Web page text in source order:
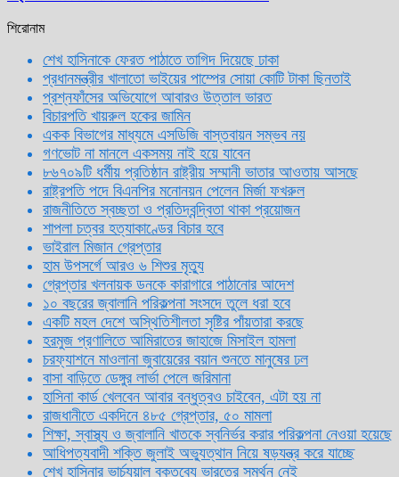
শিরোনাম
শেখ হাসিনাকে ফেরত পাঠাতে তাগিদ দিয়েছে ঢাকা
প্রধানমন্ত্রীর খালাতো ভাইয়ের পাম্পের সোয়া কোটি টাকা ছিনতাই
প্রশ্নফাঁসের অভিযোগে আবারও উত্তাল ভারত
বিচারপতি খায়রুল হকের জামিন
একক বিভাগের মাধ্যমে এসডিজি বাস্তবায়ন সম্ভব নয়
গণভোট না মানলে একসময় নাই হয়ে যাবেন
৮৬৭০৯টি ধর্মীয় প্রতিষ্ঠান রাষ্ট্রীয় সম্মানী ভাতার আওতায় আসছে
রাষ্ট্রপতি পদে বিএনপির মনোনয়ন পেলেন মির্জা ফখরুল
রাজনীতিতে স্বচ্ছতা ও প্রতিদ্বন্দ্বিতা থাকা প্রয়োজন
শাপলা চত্বর হত্যাকাণ্ডের বিচার হবে
ভাইরাল মিজান গ্রেপ্তার
হাম উপসর্গে আরও ৬ শিশুর মৃত্যু
গ্রেপ্তার খলনায়ক ডনকে কারাগারে পাঠানোর আদেশ
১০ বছরের জ্বালানি পরিকল্পনা সংসদে তুলে ধরা হবে
একটি মহল দেশে অস্থিতিশীলতা সৃষ্টির পাঁয়তারা করছে
হরমুজ প্রণালিতে আমিরাতের জাহাজে মিসাইল হামলা
চরফ্যাশনে মাওলানা জুবায়েরের বয়ান শুনতে মানুষের ঢল
বাসা বাড়িতে ডেঙ্গুর লার্ভা পেলে জরিমানা
হাসিনা কার্ড খেলবেন আবার বন্ধুত্বও চাইবেন, এটা হয় না
রাজধানীতে একদিনে ৪৮৫ গ্রেপ্তার, ৫০ মামলা
শিক্ষা, স্বাস্থ্য ও জ্বালানি খাতকে স্বনির্ভর করার পরিকল্পনা নেওয়া হয়েছে
আধিপত্যবাদী শক্তি জুলাই অভ্যুত্থান নিয়ে ষড়যন্ত্র করে যাচ্ছে
শেখ হাসিনার ভার্চ্যুয়াল বক্তব্যে ভারতের সমর্থন নেই